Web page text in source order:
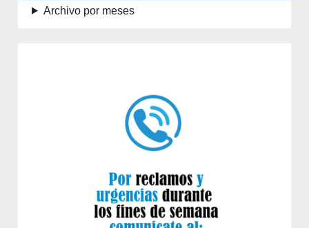
Archivo por meses